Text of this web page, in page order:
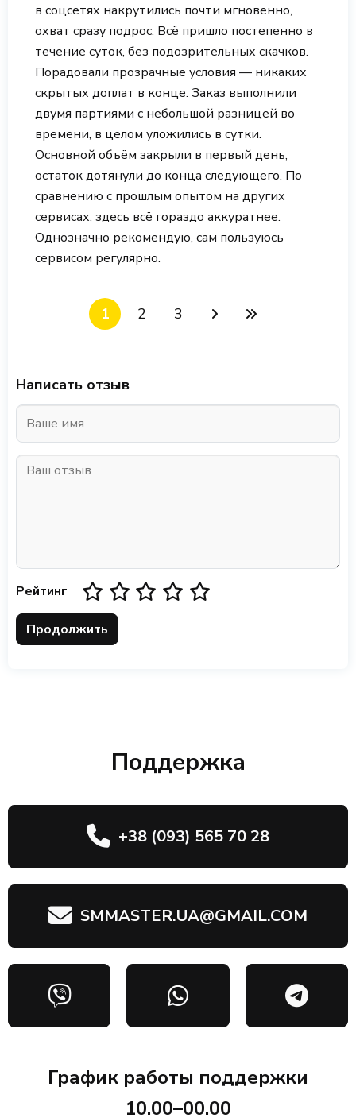
в соцсетях накрутились почти мгновенно,
охват сразу подрос. Всё пришло постепенно в
течение суток, без подозрительных скачков.
Порадовали прозрачные условия — никаких
скрытых доплат в конце. Заказ выполнили
двумя партиями с небольшой разницей во
времени, в целом уложились в сутки.
Основной объём закрыли в первый день,
остаток дотянули до конца следующего. По
сравнению с прошлым опытом на других
сервисах, здесь всё гораздо аккуратнее.
Однозначно рекомендую, сам пользуюсь
сервисом регулярно.
1 2 3
Написать отзыв
Рейтинг
Продолжить
Поддержка
+38 (093) 565 70 28
SMMASTER.UA@GMAIL.COM
График работы поддержки
10.00–00.00